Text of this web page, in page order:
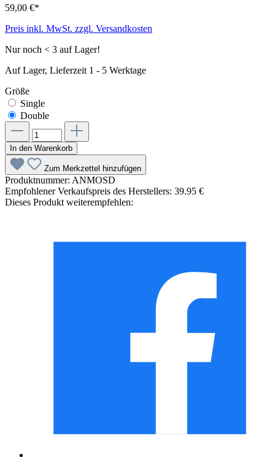
59,00 €*
Preis inkl. MwSt. zzgl. Versandkosten
Nur noch < 3 auf Lager!
Auf Lager, Lieferzeit 1 - 5 Werktage
Größe
Single
Double
In den Warenkorb
Zum Merkzettel hinzufügen
Produktnummer: ANMOSD
Empfohlener Verkaufspreis des Herstellers: 39.95 €
Dieses Produkt weiterempfehlen: